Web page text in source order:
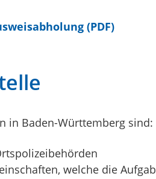
(PDF)
in Baden-Württemberg sind:
welche die